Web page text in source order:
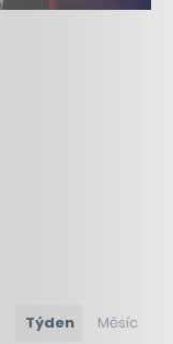
Týden Měsíc